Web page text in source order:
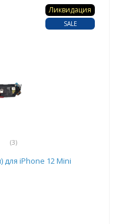
(3)
Ликвидация
SALE
iPhone 12 Mini